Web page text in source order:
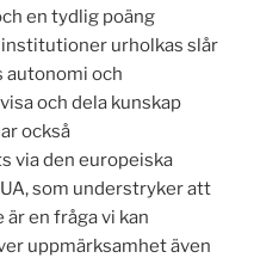
en tydlig poäng
urholkas slår
och
och dela kunskap
också
via den europeiska
som understryker att
en fråga vi kan
uppmärksamhet även